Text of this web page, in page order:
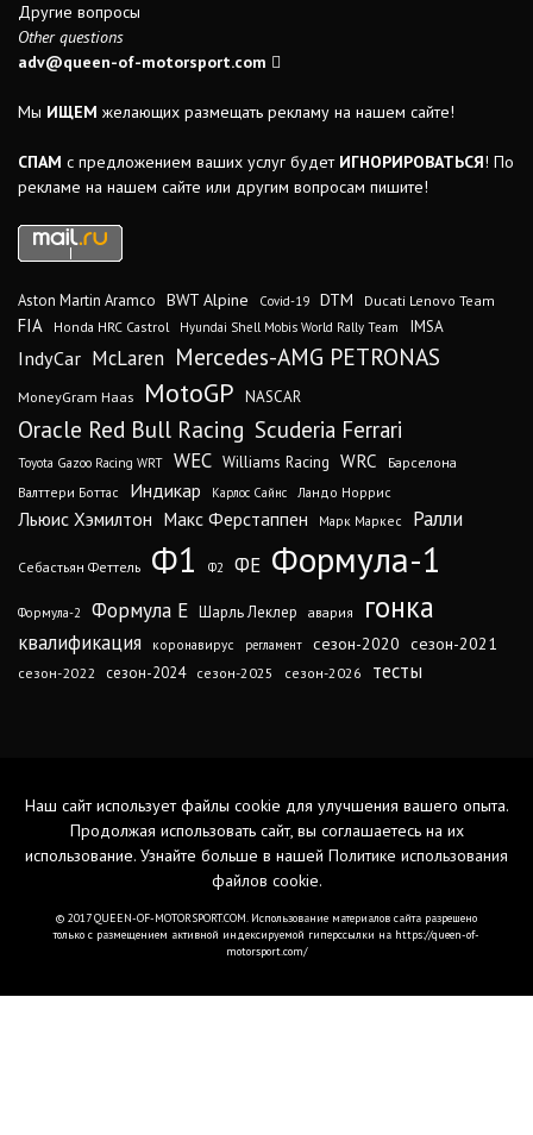
Другие вопросы
Other questions
adv@queen-of-motorsport.com
Мы ИЩЕМ желающих размещать рекламу на нашем сайте!
СПАМ с предложением ваших услуг будет ИГНОРИРОВАТЬСЯ! По
рекламе на нашем сайте или другим вопросам пишите!
Aston Martin Aramco BWT Alpine Covid-19 DTM Ducati Lenovo Team
FIA Honda HRC Castrol Hyundai Shell Mobis World Rally Team IMSA
IndyCar McLaren Mercedes-AMG PETRONAS
MoneyGram Haas MotoGP NASCAR
Oracle Red Bull Racing Scuderia Ferrari
Toyota Gazoo Racing WRT WEC Williams Racing WRC
Барселона
Валттери Боттас
Индикар Карлос Сайнс Ландо Норрис
Льюис Хэмилтон Макс Ферстаппен Марк Маркес Ралли
Себастьян Феттель Ф1 Ф2 ФЕ Формула-1
Формула-2 Формула Е Шарль Леклер авария гонка
квалификация коронавирус регламент сезон-2020 сезон-2021
сезон-2022 сезон-2024 сезон-2025 сезон-2026 тесты
Наш сайт использует файлы cookie для улучшения вашего опыта.
Продолжая использовать сайт, вы соглашаетесь на их
использование. Узнайте больше в нашей Политике использования
файлов cookie.
© 2017 QUEEN-OF-MOTORSPORT.COM. Использование материалов сайта разрешено
только с размещением активной индексируемой гиперссылки на https://queen-of-
motorsport.com/